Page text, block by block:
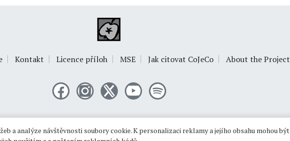
Kontakt Licence příloh MSE Jak citovat CoJeCo About the Project
a analýze návštěvnosti soubory cookie. K personalizaci reklamy a jejího obsahu mohou být